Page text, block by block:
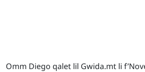
Omm Diego qalet lil Gwida.mt li